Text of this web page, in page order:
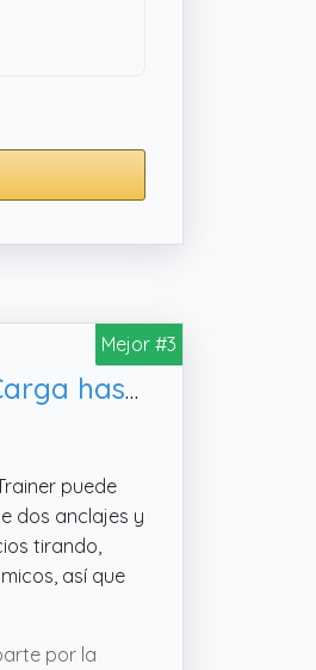
Mejor #3
Jowy. Entrenamiento en Suspension Trainer o Training con Correas Ajustables de Carga hasta 500kg. Ideal para Ejercicios y Entrenamientos de Musculación. Verde
puede
dos anclajes y
tirando,
así que
por la